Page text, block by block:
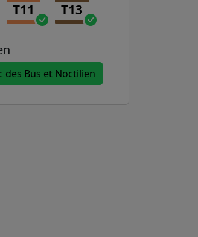
T11 T13
Bus et Noctilien